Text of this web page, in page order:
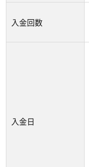
入金回数
入金日